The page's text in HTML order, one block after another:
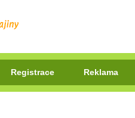
Registrace Reklama